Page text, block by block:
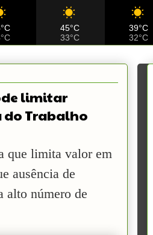
45°C
33°C
39°C
32°C
limitar
do Trabalho
que limita valor em
ausência de
alto número de